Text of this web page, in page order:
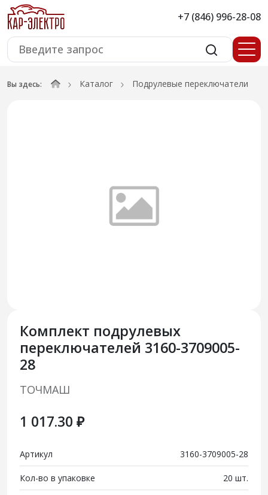
+7 (846) 996-28-08
Вы здесь: Каталог Подрулевые переключатели
Комплект подрулевых
переключателей 3160-3709005-
28
ТОЧМАШ
1 017.30 ₽
Артикул 3160-3709005-28
Кол-во в упаковке 20 шт.